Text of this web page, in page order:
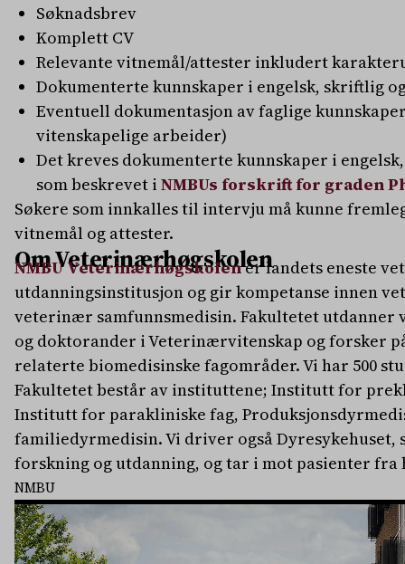
Søknadsbrev
Komplett CV
Relevante vitnemål/attester inkludert
Dokumenterte kunnskaper i engelsk, skriftlig
Eventuell dokumentasjon av faglige
vitenskapelige arbeider)
Det kreves dokumenterte kunnskaper i
som beskrevet i NMBUs forskrift for graden
Søkere som innkalles til intervju må kunne
vitnemål og attester.
Om Veterinærhøgskolen
NMBU Veterinærhøgskolener landets eneste
utdanningsinstitusjon og gir kompetanse innen
veterinær samfunnsmedisin. Fakultetet
og doktorander i Veterinærvitenskap og forsker
relaterte biomedisinske fagområder. Vi har 500
Fakultetet består av instituttene; Institutt for
Institutt for parakliniske fag,
familiedyrmedisin. Vi driver også
forskning og utdanning, og tar i mot pasienter fra
NMBU